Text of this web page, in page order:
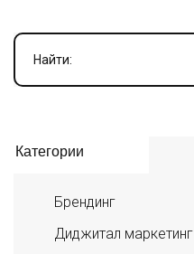
Найти:
Категории
Брендинг
Диджитал маркетинг